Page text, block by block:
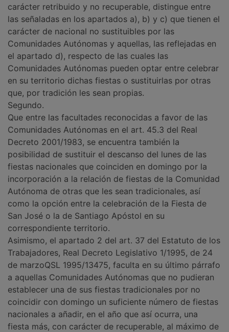
carácter retribuido y no recuperable, distingue entre
las señaladas en los apartados a), b) y c) que tienen el
carácter de nacional no sustituibles por las
Comunidades Autónomas y aquellas, las reflejadas en
el apartado d), respecto de las cuales las
Comunidades Autónomas pueden optar entre celebrar
en su territorio dichas fiestas o sustituirlas por otras
que, por tradición les sean propias.
Segundo.
Que entre las facultades reconocidas a favor de las
Comunidades Autónomas en el art. 45.3 del Real
Decreto 2001/1983, se encuentra también la
posibilidad de sustituir el descanso del lunes de las
fiestas nacionales que coinciden en domingo por la
incorporación a la relación de fiestas de la Comunidad
Autónoma de otras que les sean tradicionales, así
como la opción entre la celebración de la Fiesta de
San José o la de Santiago Apóstol en su
correspondiente territorio.
Asimismo, el apartado 2 del art. 37 del Estatuto de los
Trabajadores, Real Decreto Legislativo 1/1995, de 24
de marzoQSL 1995/13475, faculta en su último párrafo
a aquellas Comunidades Autónomas que no pudieran
establecer una de sus fiestas tradicionales por no
coincidir con domingo un suficiente número de fiestas
nacionales a añadir, en el año que así ocurra, una
fiesta más, con carácter de recuperable, al máximo de